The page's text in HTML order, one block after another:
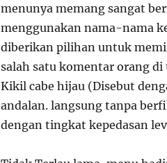
menunya memang sangat
menggunakan nama-nama
diberikan pilihan untuk
salah satu komentar orang
Kikil cabe hijau (Disebut
andalan. langsung tanpa
dengan tingkat kepedasan